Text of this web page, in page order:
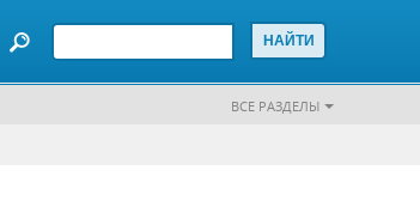
ВСЕ РАЗДЕЛЫ